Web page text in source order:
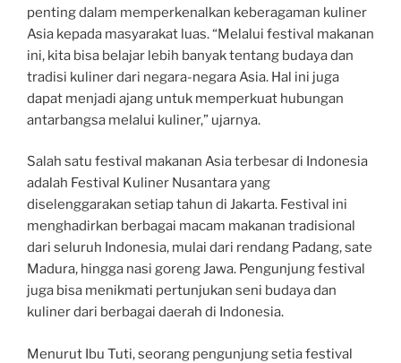
penting dalam memperkenalkan keberagaman kuliner
Asia kepada masyarakat luas. “Melalui festival makanan
ini, kita bisa belajar lebih banyak tentang budaya dan
tradisi kuliner dari negara-negara Asia. Hal ini juga
dapat menjadi ajang untuk memperkuat hubungan
antarbangsa melalui kuliner,” ujarnya.
Salah satu festival makanan Asia terbesar di Indonesia
adalah Festival Kuliner Nusantara yang
diselenggarakan setiap tahun di Jakarta. Festival ini
menghadirkan berbagai macam makanan tradisional
dari seluruh Indonesia, mulai dari rendang Padang, sate
Madura, hingga nasi goreng Jawa. Pengunjung festival
juga bisa menikmati pertunjukan seni budaya dan
kuliner dari berbagai daerah di Indonesia.
Menurut Ibu Tuti, seorang pengunjung setia festival